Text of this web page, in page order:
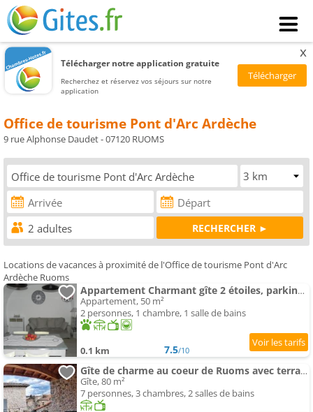
Télécharger notre application gratuite
Recherchez et réservez vos séjours sur notre
application
x
Office de tourisme Pont d'Arc Ardèche
9 rue Alphonse Daudet - 07120 RUOMS
Locations de vacances à proximité de l'Office de tourisme Pont d'Arc
Ardèche Ruoms
Appartement Charmant gîte 2 étoiles, parking privé
Appartement, 50 m²
2 personnes, 1 chambre, 1 salle de bains
0.1 km 7.5/10
Gîte de charme au coeur de Ruoms avec terrasse
Gîte, 80 m²
7 personnes, 3 chambres, 2 salles de bains